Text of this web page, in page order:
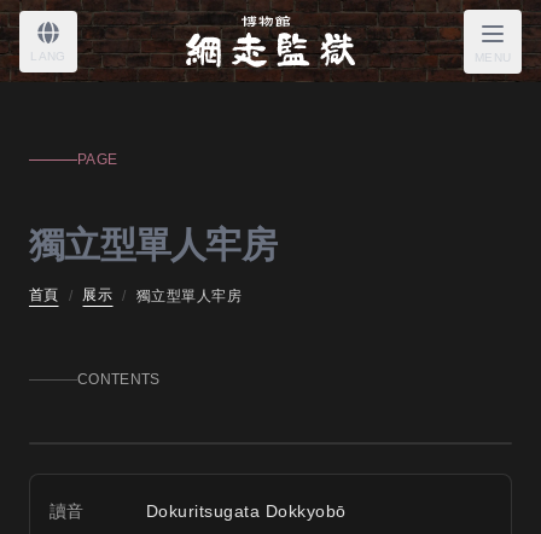
LANG MENU
PAGE
獨立型單人牢房
首頁 / 展示 / 獨立型單人牢房
CONTENTS
獨立型單人牢房
讀音
Dokuritsugata Dokkyobō